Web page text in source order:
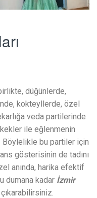
düğünlerde,
kokteyllerde, özel
veda partilerinde
ile eğlenmenin
Böylelikle bu partiler için
gösterisinin de tadını
anında, harika efektif
dumana kadar İzmir